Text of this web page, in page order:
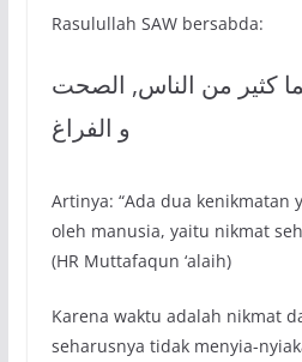
Rasulullah SAW bersabda:
كثير من الناس, الصحت
و الفراغ
Artinya: “Ada dua kenikmatan
oleh manusia, yaitu nikmat
(HR Muttafaqun ‘alaih)
Karena waktu adalah nikmat
seharusnya tidak menyia-